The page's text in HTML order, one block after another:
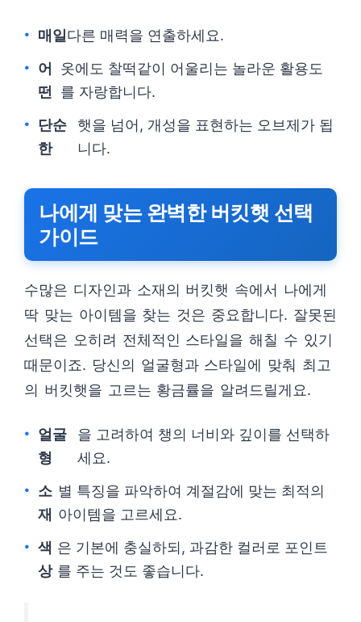
매일 다른 매력을 연출하세요.
어
떤
옷에도 찰떡같이 어울리는 놀라운 활용도
를 자랑합니다.
단순
한
햇을 넘어, 개성을 표현하는 오브제가 됩
니다.
나에게 맞는 완벽한 버킷햇 선택
가이드
수많은 디자인과 소재의 버킷햇 속에서 나에게
딱 맞는 아이템을 찾는 것은 중요합니다. 잘못된
선택은 오히려 전체적인 스타일을 해칠 수 있기
때문이죠. 당신의 얼굴형과 스타일에 맞춰 최고
의 버킷햇을 고르는 황금률을 알려드릴게요.
얼굴
형
을 고려하여 챙의 너비와 깊이를 선택하
세요.
소
재
별 특징을 파악하여 계절감에 맞는 최적의
아이템을 고르세요.
색
상
은 기본에 충실하되, 과감한 컬러로 포인트
를 주는 것도 좋습니다.